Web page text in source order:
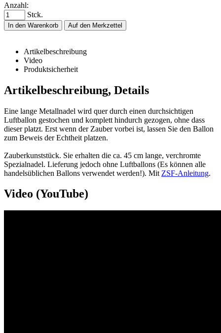
Anzahl:
Stck.
In den Warenkorb Auf den Merkzettel
Artikelbeschreibung
Video
Produktsicherheit
Artikelbeschreibung, Details
Eine lange Metallnadel wird quer durch einen durchsichtigen
Luftballon gestochen und komplett hindurch gezogen, ohne dass
dieser platzt. Erst wenn der Zauber vorbei ist, lassen Sie den Ballon
zum Beweis der Echtheit platzen.
Zauberkunststück. Sie erhalten die ca. 45 cm lange, verchromte
Spezialnadel. Lieferung jedoch ohne Luftballons (Es können alle
handelsüblichen Ballons verwendet werden!). Mit ZSF-Anleitung.
Video (YouTube)